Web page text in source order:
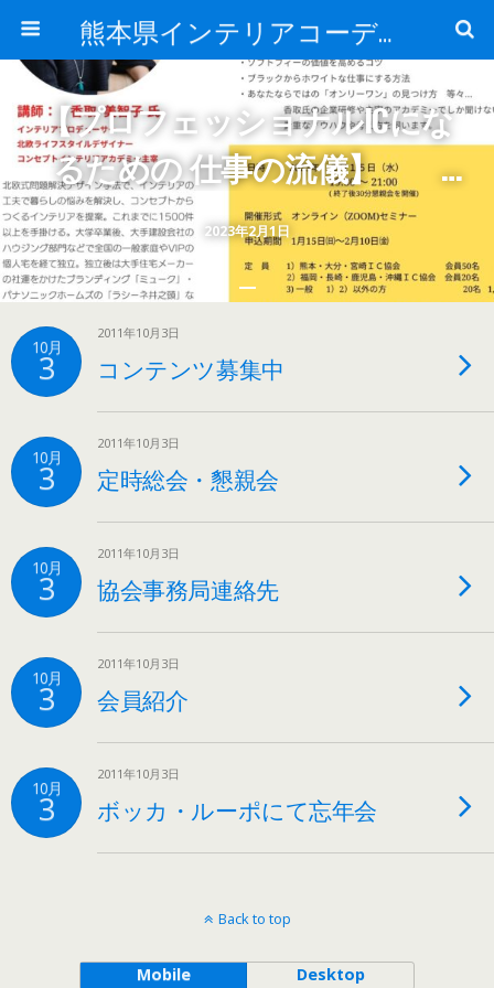
熊本県インテリアコーディネーター(IC)協会
2023年2月1日
【プロフェッショナルICにな
るための 仕事の流儀】
～ICがもっと身近な
世の中に～
10月
3
2011年10月3日
コンテンツ募集中
10月
3
2011年10月3日
定時総会・懇親会
10月
3
2011年10月3日
協会事務局連絡先
10月
3
2011年10月3日
会員紹介
10月
3
2011年10月3日
ボッカ・ルーポにて忘年会
Back to top
Mobile Desktop